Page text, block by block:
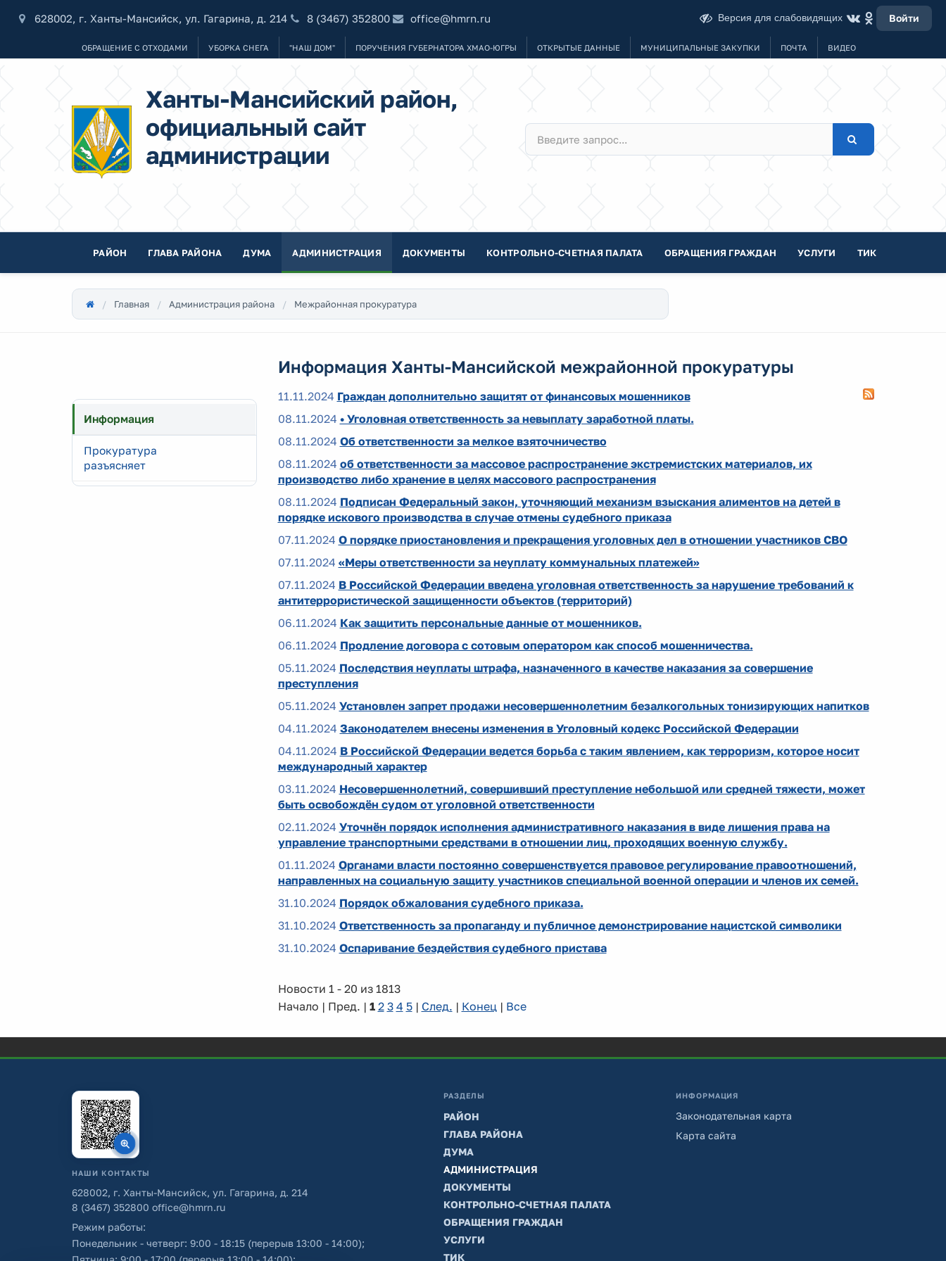
628002, г. Ханты-Мансийск, ул. Гагарина, д. 214 8 (3467) 352800 office@hmrn.ru Версия для слабовидящих Войти
ОБРАЩЕНИЕ С ОТХОДАМИ УБОРКА СНЕГА "НАШ ДОМ" ПОРУЧЕНИЯ ГУБЕРНАТОРА ХМАО-ЮГРЫ ОТКРЫТЫЕ ДАННЫЕ МУНИЦИПАЛЬНЫЕ ЗАКУПКИ ПОЧТА ВИДЕО
Ханты-Мансийский район,
официальный сайт
администрации
РАЙОН ГЛАВА РАЙОНА ДУМА АДМИНИСТРАЦИЯ ДОКУМЕНТЫ КОНТРОЛЬНО-СЧЕТНАЯ ПАЛАТА ОБРАЩЕНИЯ ГРАЖДАН УСЛУГИ ТИК
Главная Администрация района Межрайонная прокуратура
Информация
Прокуратура
разъясняет
Информация Ханты-Мансийской межрайонной прокуратуры
11.11.2024 Граждан дополнительно защитят от финансовых мошенников
08.11.2024 • Уголовная ответственность за невыплату заработной платы.
08.11.2024 Об ответственности за мелкое взяточничество
08.11.2024 об ответственности за массовое распространение экстремистских материалов, их
производство либо хранение в целях массового распространения
08.11.2024 Подписан Федеральный закон, уточняющий механизм взыскания алиментов на детей в
порядке искового производства в случае отмены судебного приказа
07.11.2024 О порядке приостановления и прекращения уголовных дел в отношении участников СВО
07.11.2024 «Меры ответственности за неуплату коммунальных платежей»
07.11.2024 В Российской Федерации введена уголовная ответственность за нарушение требований к
антитеррористической защищенности объектов (территорий)
06.11.2024 Как защитить персональные данные от мошенников.
06.11.2024 Продление договора с сотовым оператором как способ мошенничества.
05.11.2024 Последствия неуплаты штрафа, назначенного в качестве наказания за совершение
преступления
05.11.2024 Установлен запрет продажи несовершеннолетним безалкогольных тонизирующих напитков
04.11.2024 Законодателем внесены изменения в Уголовный кодекс Российской Федерации
04.11.2024 В Российской Федерации ведется борьба с таким явлением, как терроризм, которое носит
международный характер
03.11.2024 Несовершеннолетний, совершивший преступление небольшой или средней тяжести, может
быть освобождён судом от уголовной ответственности
02.11.2024 Уточнён порядок исполнения административного наказания в виде лишения права на
управление транспортными средствами в отношении лиц, проходящих военную службу.
01.11.2024 Органами власти постоянно совершенствуется правовое регулирование правоотношений,
направленных на социальную защиту участников специальной военной операции и членов их семей.
31.10.2024 Порядок обжалования судебного приказа.
31.10.2024 Ответственность за пропаганду и публичное демонстрирование нацистской символики
31.10.2024 Оспаривание бездействия судебного пристава
Новости 1 - 20 из 1813
Начало | Пред. | 1 2 3 4 5| След. | Конец | Все
НАШИ КОНТАКТЫ
628002, г. Ханты-Мансийск, ул. Гагарина, д. 214
8 (3467) 352800 office@hmrn.ru
Режим работы:
Понедельник - четверг: 9:00 - 18:15 (перерыв 13:00 - 14:00);
РАЗДЕЛЫ
РАЙОН
ГЛАВА РАЙОНА
ДУМА
АДМИНИСТРАЦИЯ
ДОКУМЕНТЫ
КОНТРОЛЬНО-СЧЕТНАЯ ПАЛАТА
ОБРАЩЕНИЯ ГРАЖДАН
УСЛУГИ
ТИК
ИНФОРМАЦИЯ
Законодательная карта
Карта сайта